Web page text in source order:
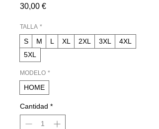
30,00 €Precio
TALLA *
S M L XL 2XL 3XL
4XL
5XL
MODELO *
HOME
Cantidad *